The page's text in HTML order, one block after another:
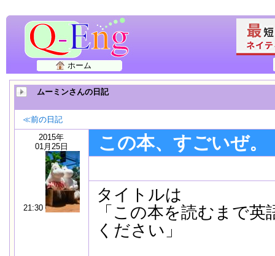
ホーム
ムーミンさんの日記
≪前の日記
2015年
01月25日
21:30
この本、すごいぜ。
タイトルは
「この本を読むまで
ください」